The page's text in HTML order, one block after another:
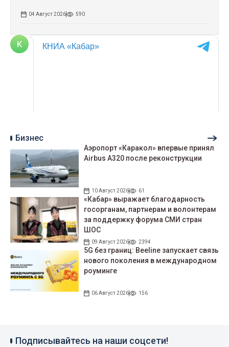
04 Август 2026 590
Бизнес
Аэропорт «Каракол» впервые принял
Airbus A320 после реконструкции
10 Август 2026 61
«Кабар» выражает благодарность
госорганам, партнерам и волонтерам
за поддержку форума СМИ стран
ШОС
09 Август 2026 2394
5G без границ: Beeline запускает связь
нового поколения в международном
роуминге
06 Август 2026 156
Подписывайтесь на наши соцсети!